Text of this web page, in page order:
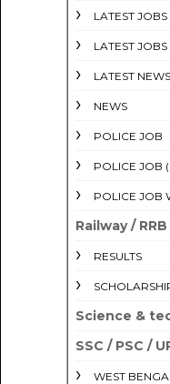
LATEST
LATEST
LATEST NEWS
NEWS
POLICE JOB
POLICE JOB (
POLICE JOB
Railway / RRB
RESULTS
Science &
SSC / PSC /
WEST